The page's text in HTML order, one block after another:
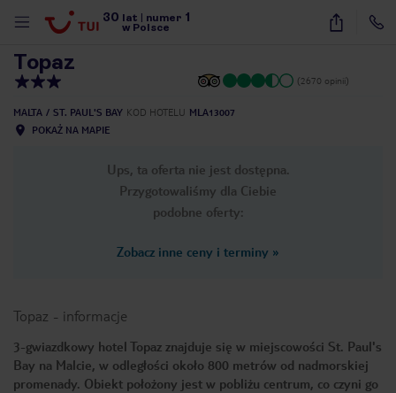
30 lat numer 1
w Polsce
38
Topaz
(2670 opinii)
MALTA ST. PAUL'S BAY KOD HOTELU MLA13007
POKAŻ NA MAPIE
Ups, ta oferta nie jest dostępna.
Przygotowaliśmy dla Ciebie
podobne oferty:
Zobacz inne ceny i terminy »
Topaz - informacje
3-gwiazdkowy hotel Topaz znajduje się w miejscowości St. Paul's
Bay na Malcie, w odległości około 800 metrów od nadmorskiej
promenady. Obiekt położony jest w pobliżu centrum, co czyni go